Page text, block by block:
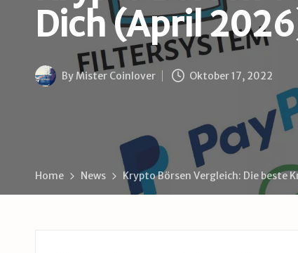
u
d
e
Dich (April
Posted
By Mister Coinlover Oktober 17, 2022
Home News Krypto Börsen Vergleich: Die beste